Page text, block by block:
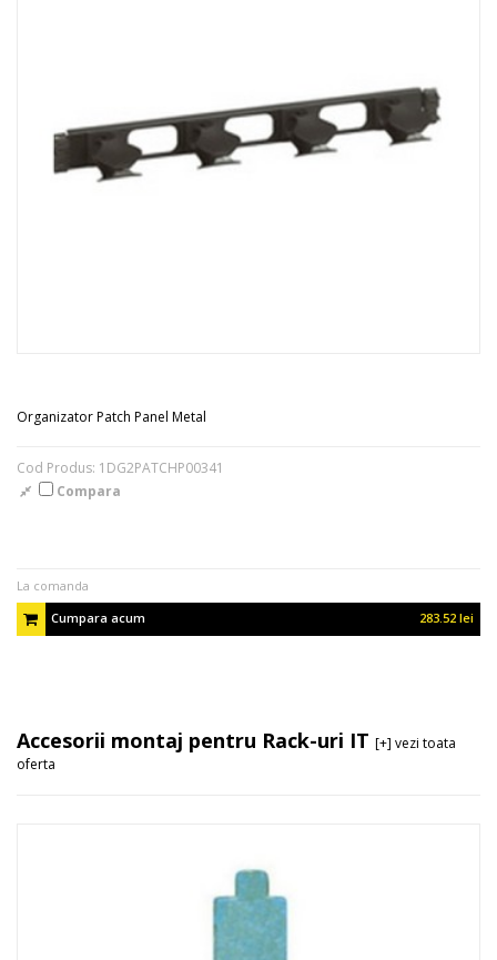
Organizator Patch Panel Metal
Cod Produs: 1DG2PATCHP00341
Compara
La comanda
Cumpara acum
283.52 lei
Accesorii montaj pentru Rack-uri IT [+] vezi toata
oferta